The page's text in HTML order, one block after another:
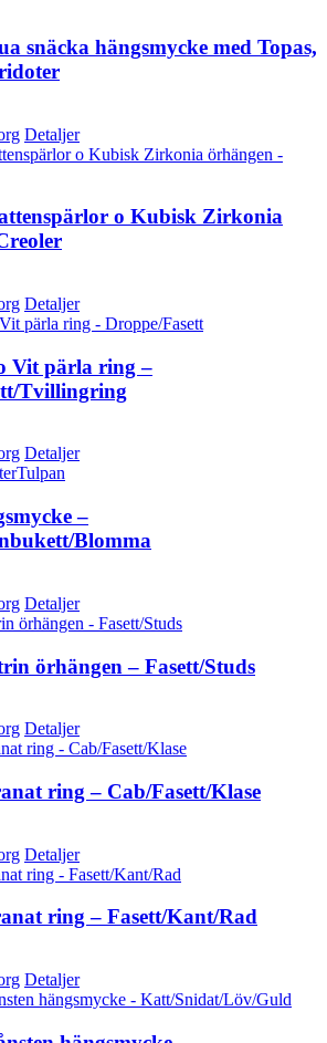
snäcka hängsmycke med Topas,
Detaljer
o Kubisk Zirkonia
Detaljer
Vit pärla ring –
Tvillingring
Detaljer
–
Blomma
Detaljer
örhängen – Fasett/Studs
Detaljer
ring – Cab/Fasett/Klase
Detaljer
ring – Fasett/Kant/Rad
Detaljer